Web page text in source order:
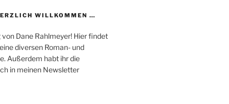
WILLKOMMEN …
Dane Rahlmeyer! Hier findet
diversen Roman- und
Außerdem habt ihr die
in meinen Newsletter